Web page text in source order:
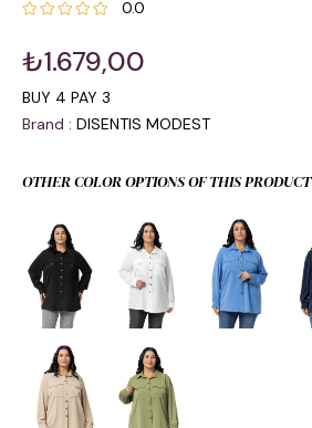
0.0
₺1.679,00
BUY 4 PAY 3
Brand : DISENTIS MODEST
OTHER COLOR OPTIONS OF THIS PRODUCT